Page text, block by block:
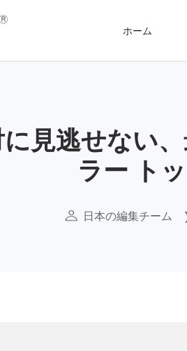
ホーム
見逃せない
ラー ト
日本の編集チーム